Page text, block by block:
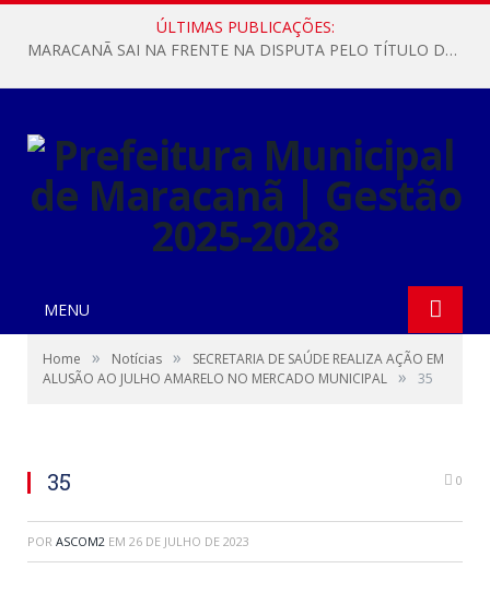
ÚLTIMAS PUBLICAÇÕES:
MARACANÃ SAI NA FRENTE NA DISPUTA PELO TÍTULO DA COPA PARÁ SUB-17!
MENU
Home » Notícias »
SECRETARIA DE SAÚDE REALIZA AÇÃO EM
ALUSÃO AO JULHO AMARELO NO MERCADO MUNICIPAL » 35
35 0
POR ASCOM2 EM 26 DE JULHO DE 2023